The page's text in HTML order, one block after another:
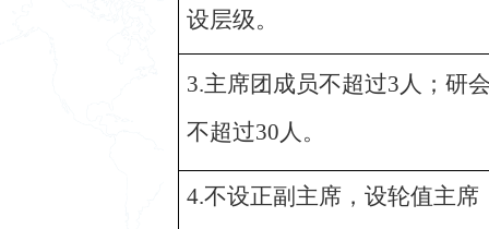
设层级。
3.主席团成员不超过3人；研
不超过30人。
4.不设正副主席，设轮值主席